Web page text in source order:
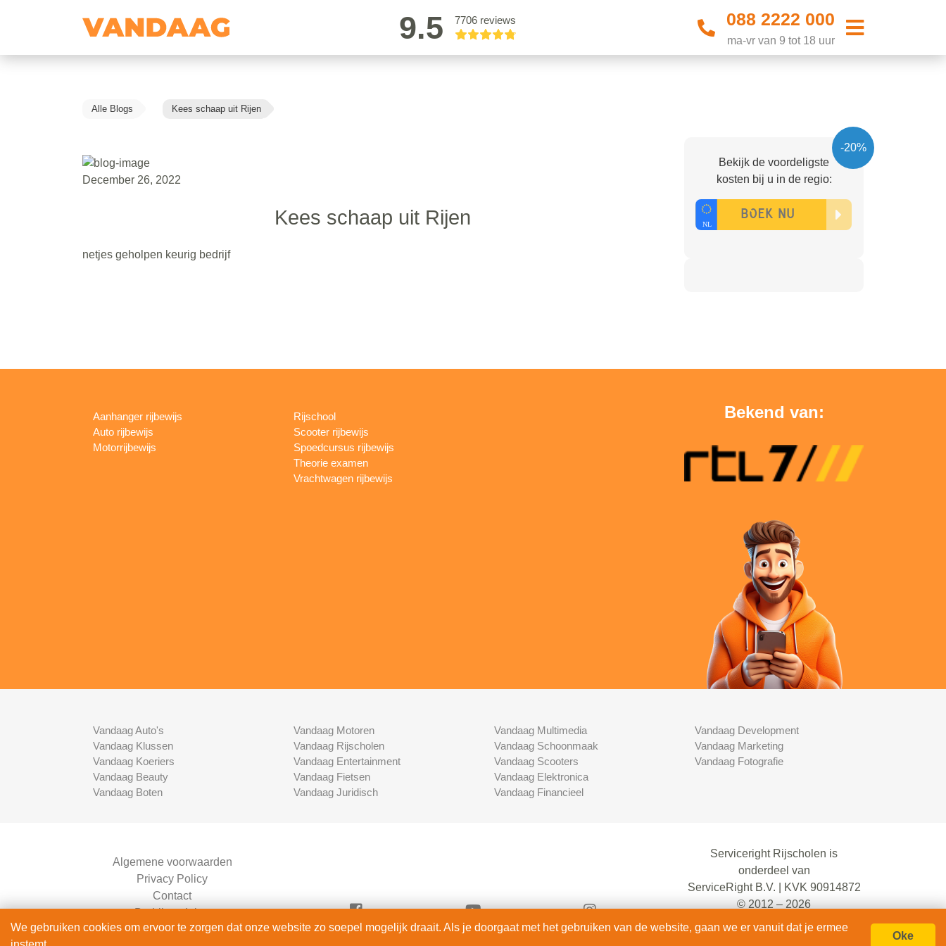
9.5 7706 reviews 088 2222 000
ma-vr van 9 tot 18 uur
Alle Blogs Kees schaap uit Rijen
December 26, 2022
Kees schaap uit Rijen
netjes geholpen keurig bedrijf
-20%
Bekijk de voordeligste
kosten bij u in de regio:
Aanhanger rijbewijs
Auto rijbewijs
Motorrijbewijs
Rijschool
Scooter rijbewijs
Spoedcursus rijbewijs
Theorie examen
Vrachtwagen rijbewijs
Bekend van:
Vandaag Auto's
Vandaag Klussen
Vandaag Koeriers
Vandaag Beauty
Vandaag Boten
Vandaag Motoren
Vandaag Rijscholen
Vandaag Entertainment
Vandaag Fietsen
Vandaag Juridisch
Vandaag Multimedia
Vandaag Schoonmaak
Vandaag Scooters
Vandaag Elektronica
Vandaag Financieel
Vandaag Development
Vandaag Marketing
Vandaag Fotografie
Algemene voorwaarden
Privacy Policy
Contact
Bedrijven Inlog
Serviceright Rijscholen is
onderdeel van
ServiceRight B.V. | KVK 90914872
© 2012 – 2026
alle rechten voorbehouden.
We gebruiken cookies om ervoor te zorgen dat onze website zo soepel mogelijk draait. Als je doorgaat met het gebruiken van de website, gaan we er vanuit dat je ermee
Oke